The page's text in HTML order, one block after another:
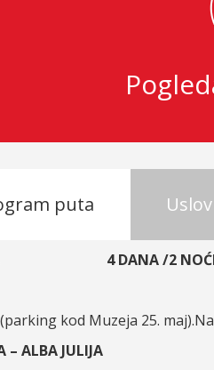
puta
4 DANA /2 NOĆI
kod Muzeja 25.
ALBA JULIJA